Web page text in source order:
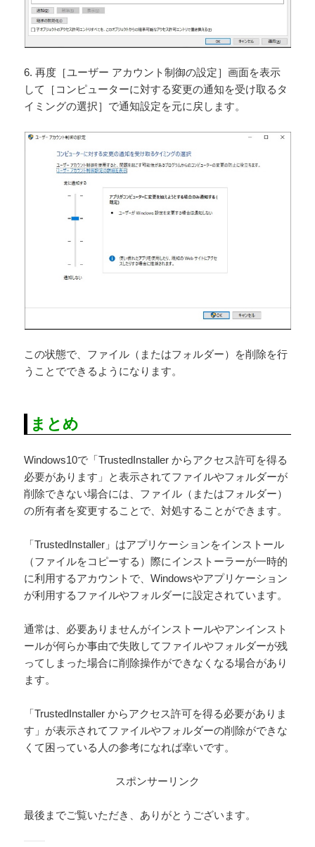
6. 再度［ユーザー アカウント制御の設定］画面を表示
して［コンピューターに対する変更の通知を受け取るタ
イミングの選択］で通知設定を元に戻します。
この状態で、ファイル（またはフォルダー）を削除を行
うことでできるようになります。
まとめ
Windows10で「TrustedInstaller からアクセス許可を得る
必要があります」と表示されてファイルやフォルダーが
削除できない場合には、ファイル（またはフォルダー）
の所有者を変更することで、対処することができます。
「TrustedInstaller」はアプリケーションをインストール
（ファイルをコピーする）際にインストーラーが一時的
に利用するアカウントで、Windowsやアプリケーション
が利用するファイルやフォルダーに設定されています。
通常は、必要ありませんがインストールやアンインスト
ールが何らか事由で失敗してファイルやフォルダーが残
ってしまった場合に削除操作ができなくなる場合があり
ます。
「TrustedInstaller からアクセス許可を得る必要がありま
す」が表示されてファイルやフォルダーの削除ができな
くて困っている人の参考になれば幸いです。
スポンサーリンク
最後までご覧いただき、ありがとうございます。